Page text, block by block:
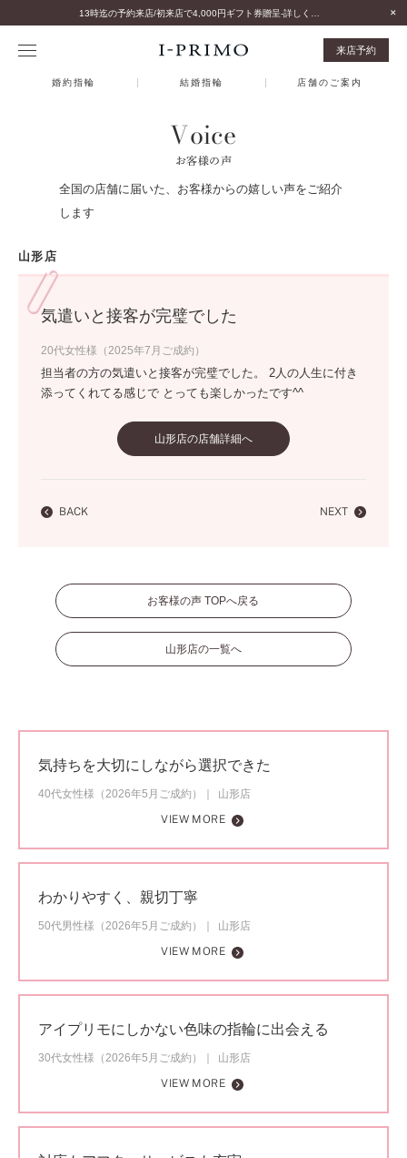
来店予約
婚約指輪 結婚指輪 店舗のご案内
Voice
お客様の声
全国の店舗に届いた、お客様からの嬉しい声をご紹介
します
山形店
気遣いと接客が完璧でした
20代女性様（2025年7月ご成約）
担当者の方の気遣いと接客が完璧でした。 2人の人生に付き
添ってくれてる感じで とっても楽しかったです^^
山形店の店舗詳細へ
BACK NEXT
お客様の声 TOPへ戻る
山形店の一覧へ
気持ちを大切にしながら選択できた
40代女性様（2026年5月ご成約）
山形店
VIEW MORE
わかりやすく、親切丁寧
50代男性様（2026年5月ご成約）
山形店
VIEW MORE
アイプリモにしかない色味の指輪に出会える
30代女性様（2026年5月ご成約）
山形店
VIEW MORE